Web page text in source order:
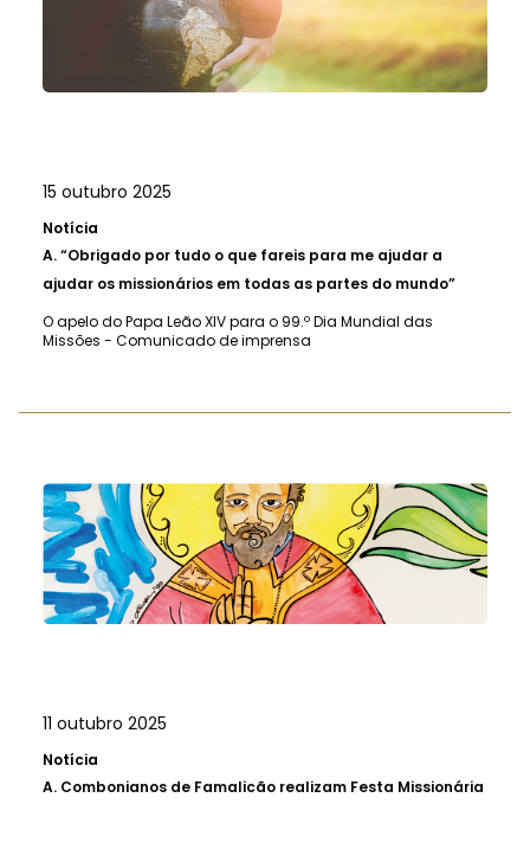
15 outubro 2025
Notícia
A.“Obrigado por tudo o que fareis para me ajudar a
ajudar os missionários em todas as partes do mundo”
O apelo do Papa Leão XIV para o 99.º Dia Mundial das
Missões - Comunicado de imprensa
11 outubro 2025
Notícia
A. Combonianos de Famalicão realizam Festa Missionária